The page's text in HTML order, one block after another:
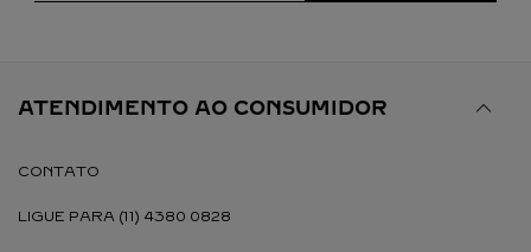
ATENDIMENTO AO CONSUMIDOR
CONTATO
LIGUE PARA (11) 4380 0828